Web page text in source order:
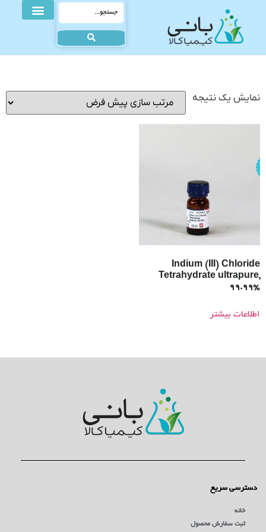
نمایش یک نتیجه
Indium (III) Chloride
Tetrahydrate ultrapure,
99.99%
اطلاعات بیشتر
دسترسی سریع
خانه
ثبت سفارش محصول